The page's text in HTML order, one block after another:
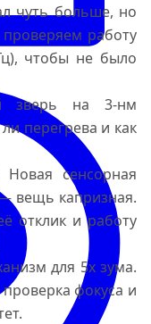
чуть больше, но
работу
чтобы не было
зверь на 3-нм
перегрева и как
Новая сенсорная
вещь капризная.
отклик и работу
для 5x зума.
фокуса и